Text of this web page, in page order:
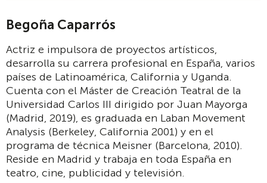
Begoña Caparrós
Actriz e impulsora de proyectos artísticos,
desarrolla su carrera profesional en España, varios
países de Latinoamérica, California y Uganda.
Cuenta con el Máster de Creación Teatral de la
Universidad Carlos III dirigido por Juan Mayorga
(Madrid, 2019), es graduada en Laban Movement
Analysis (Berkeley, California 2001) y en el
programa de técnica Meisner (Barcelona, 2010).
Reside en Madrid y trabaja en toda España en
teatro, cine, publicidad y televisión.